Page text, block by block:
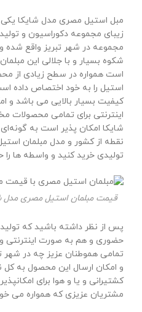
مبل استیل مصری مدل شایکا یکی
زیبای مجموعه دکوراسیون و
مجموعه در شهر تبریز واقع شده و
شکوه بسیار و با جلالی این
است همواره در سطح زیادی از
استیل را به خود اختصاص داده
کیفیت بسیار بالایی می باشد و
اینترنتی برای تمامی
شایکا امکان پذیر است به
نقطه از کشور و مدل مبلمان
تولیدی خرید کنید و واسطه ها را
قیمت مبلمان استیل مصری مدل
پس از نظر داشته باشید که
حضوری و هم به صورت اینترنتی و
تمامی هموطنان عزیز چه در شهر
و امکان ارسال این محصول به
کشتیرانی و یا و هوا برای
مشتریان عزیزی که همواره می